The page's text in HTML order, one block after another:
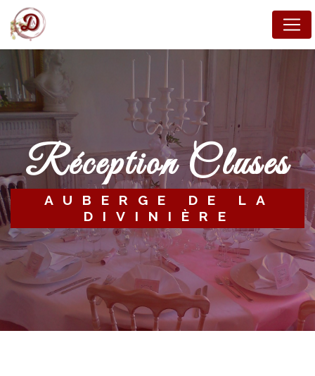
réception Cluses
AUBERGE DE LA
DIVINIÈRE
Panneau de gestion des cookies